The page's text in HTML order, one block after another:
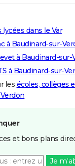
dans le Var
à Baudinard-sur-
à Baudinard-sur-
à Baudinard-sur-
les écoles, collèges
et bons plans
Je